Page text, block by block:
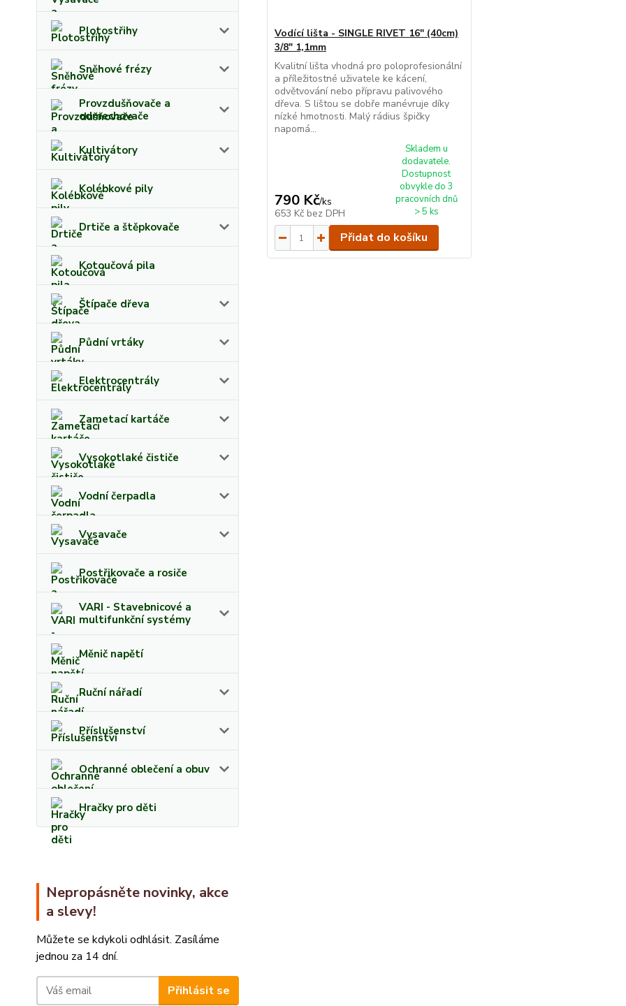
Plotostřihy
Sněhové frézy
Provzdušňovače a
odmechovače
Kultivátory
Kolébkové pily
Drtiče a štěpkovače
Kotoučová pila
Štípače dřeva
Půdní vrtáky
Elektrocentrály
Zametací kartáče
Vysokotlaké čističe
Vodní čerpadla
Vysavače
Postřikovače a rosiče
VARI - Stavebnicové a
multifunkční systémy
Měnič napětí
Ruční nářadí
Příslušenství
Ochranné oblečení a obuv
Hračky pro děti
Nepropásněte novinky, akce
a slevy!
Můžete se kdykoli odhlásit. Zasíláme
jednou za 14 dní.
Přihlásit se
Vodící lišta - SINGLE RIVET 16" (40cm)
3/8" 1,1mm
Kvalitní lišta vhodná pro poloprofesionální
a příležitostné uživatele ke kácení,
odvětvování nebo přípravu palivového
dřeva. S lištou se dobře manévruje díky
nízké hmotnosti. Malý rádius špičky
napomá...
790 Kč/ks
653 Kč bez DPH
Skladem u
dodavatele.
Dostupnost
obvykle do 3
pracovních dnů
> 5 ks
Přidat do košíku